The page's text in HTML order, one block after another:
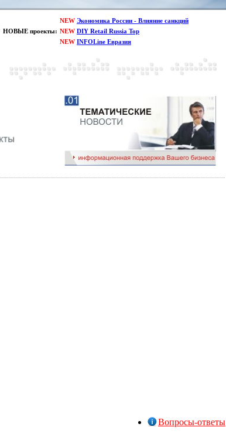
НОВЫЕ проекты:
NEW Экономика России - Влияние санкций
NEW DIY Retail Russia Top
NEW INFOLine Евразия
Вопросы-ответы